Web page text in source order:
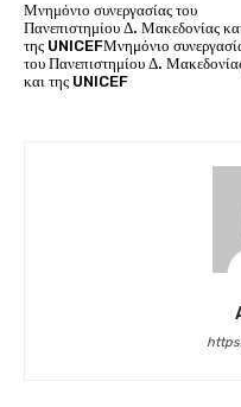
Μνημόνιο συνεργασίας του
Πανεπιστημίου Δ. Μακεδονίας
της UNICEFΜνημόνιο
του Πανεπιστημίου Δ.
και της UNICEF